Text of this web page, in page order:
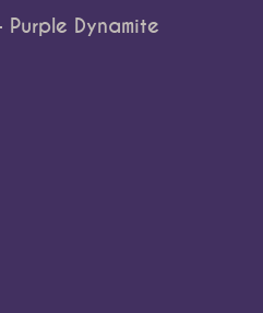
Dynamite